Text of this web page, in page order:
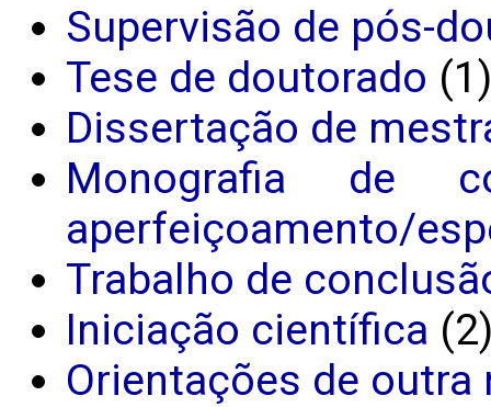
Supervisão de pós-
Tese de doutorado (1)
Dissertação de
Monografia de
aperfeiçoamento/
Trabalho de
Iniciação científica
Orientações de outra